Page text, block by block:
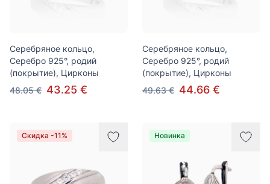
Серебряное кольцо,
Серебро 925°, родий
(покрытие), Цирконы
48.05 € 43.25 €
Серебряное кольцо,
Серебро 925°, родий
(покрытие), Цирконы
49.63 € 44.66 €
Скидка -11% Новинка